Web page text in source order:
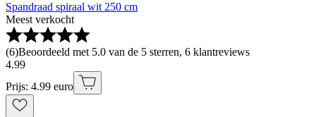
Spandraad spiraal wit 250 cm
Meest verkocht
(6)Beoordeeld met 5.0 van de 5 sterren, 6 klantreviews
4.99
Prijs: 4.99 euro